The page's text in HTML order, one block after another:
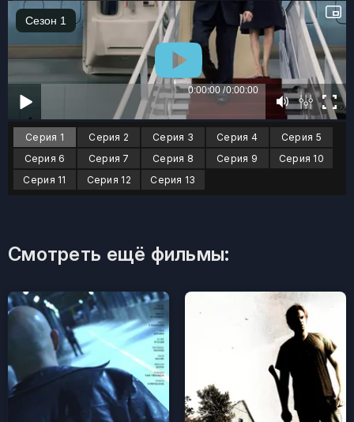
Серия 1 Серия 2 Серия 3 Серия 4
Серия 5
Серия 6
Серия 7 Серия 8 Серия 9
Серия 10
Серия 11
Серия 12 Серия 13
Смотреть ещё фильмы: